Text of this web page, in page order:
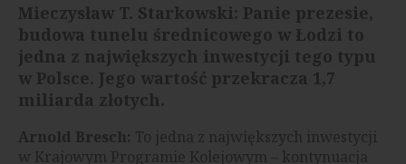
Mieczysław T. Starkowski: Panie prezesie,
budowa tunelu średnicowego w Łodzi to
jedna z największych inwestycji tego typu
w Polsce. Jego wartość przekracza 1,7
miliarda złotych.
Arnold Bresch: To jedna z największych inwestycji
w Krajowym Programie Kolejowym – kontynuacja